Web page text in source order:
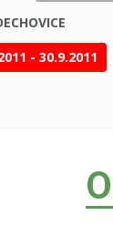
-30.9.2011
O